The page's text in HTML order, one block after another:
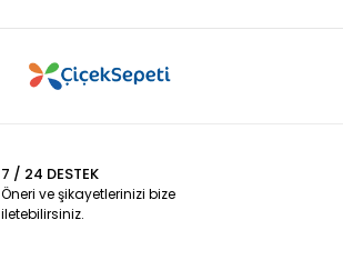
7 / 24 DESTEK
Öneri ve şikayetlerinizi bize
iletebilirsiniz.